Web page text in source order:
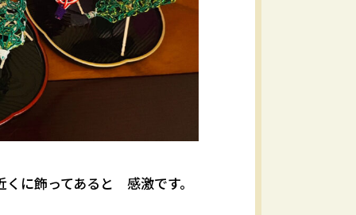
に飾ってあると 感激です。